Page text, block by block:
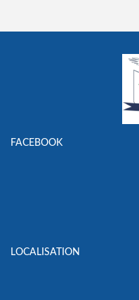
FACEBOOK
LOCALISATION